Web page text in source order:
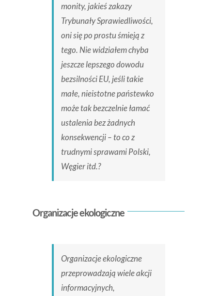
monity, jakieś zakazy
Trybunały Sprawiedliwości,
oni się po prostu śmieją z
tego. Nie widziałem chyba
jeszcze lepszego dowodu
bezsilności EU, jeśli takie
małe, nieistotne państewko
może tak bezczelnie łamać
ustalenia bez żadnych
konsekwencji – to co z
trudnymi sprawami Polski,
Węgier itd.?
Organizacje ekologiczne
Organizacje ekologiczne
przeprowadzają wiele akcji
informacyjnych,